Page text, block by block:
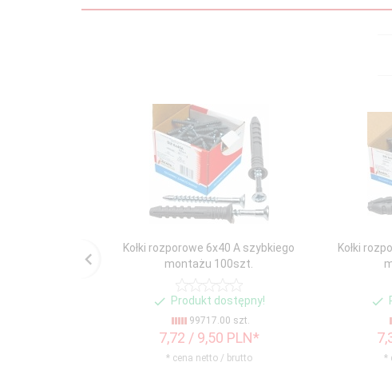
Kołki rozporowe 6x40 A szybkiego
montażu 100szt.
Produkt dostępny!
99717.00 szt.
7,72 / 9,50 PLN*
* cena netto / brutto
Kołki
7,
*